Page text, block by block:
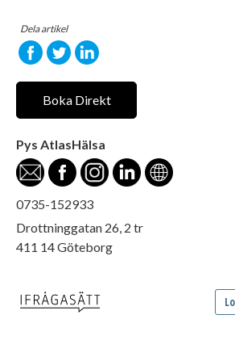
Dela artikel
Boka Direkt
Pys AtlasHälsa
0735-152933
Drottninggatan 26, 2 tr
411 14 Göteborg